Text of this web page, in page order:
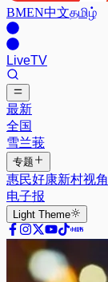
BMEN中文தமிழ்
LiveTV
最新
全国
雪兰莪
专题
惠民好康新村视角
电子报
Light Theme